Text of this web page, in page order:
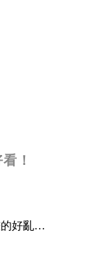
！
的好亂…